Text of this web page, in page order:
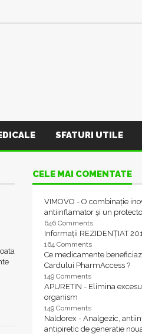
SFATURI UTILE
CELE MAI COMENTATE
VIMOVO - O combinație
antiinflamator și un
646 Comments
Informații REZIDENȚIAT
164 Comments
Ce medicamente
Cardului PharmAccess ?
149 Comments
APURETIN - Elimina
organism
149 Comments
Naldorex - Analgezic,
antipiretic de generatie